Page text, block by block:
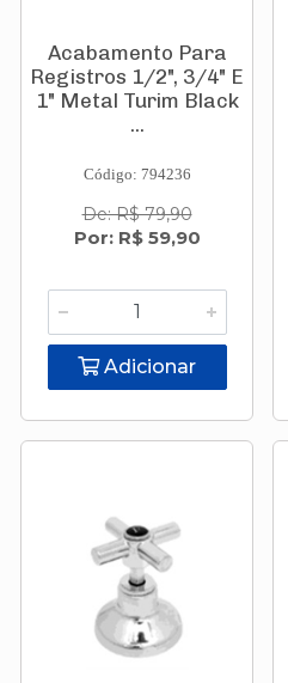
Acabamento Para
Registros 1/2", 3/4" E
1" Metal Turim Black
...
Código: 794236
De: R$ 79,90
Por: R$ 59,90
Adicionar